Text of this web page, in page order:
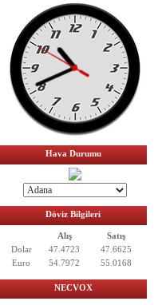
Hava Durumu
Döviz Bilgileri
Alış
Satış
Dolar
47.4723
47.6625
Euro
54.7972 55.0168
NECVOX